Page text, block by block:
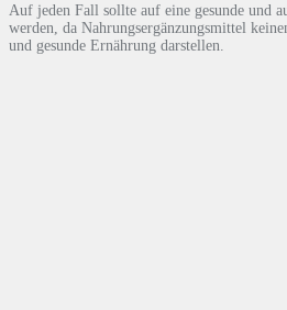
Auf jeden Fall sollte auf eine gesunde und
werden, da Nahrungsergänzungsmittel
und gesunde Ernährung darstellen.